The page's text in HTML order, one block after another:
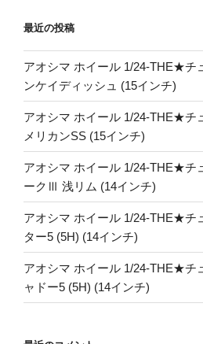
最近の投稿
アオシマ ホイール 1/24-THE★チ
ンケイディッシュ (15インチ)
アオシマ ホイール 1/24-THE★チ
メリカンSS (15インチ)
アオシマ ホイール 1/24-THE★チ
ークⅢ 浅リム (14インチ)
アオシマ ホイール 1/24-THE★チ
ター5 (5H) (14インチ)
アオシマ ホイール 1/24-THE★チ
ャドー5 (5H) (14インチ)